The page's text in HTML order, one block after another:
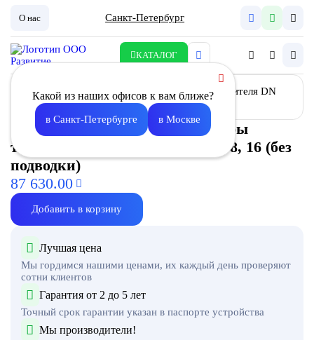
О нас Санкт-Петербург
КАТАЛОГ
Какой из наших офисов к вам ближе?
в Санкт-Петербурге в Москве
Узел регулирования температуры
теплоносителя DN Light 40, 25-8, 16 (без
подводки)
87 630.00
Добавить в корзину
Лучшая цена
Мы гордимся нашими ценами, их каждый день проверяют
сотни клиентов
Гарантия от 2 до 5 лет
Точный срок гарантии указан в паспорте устройства
Мы производители!